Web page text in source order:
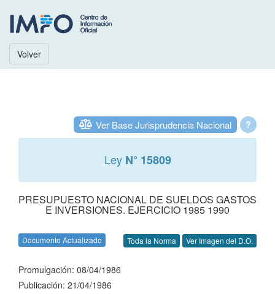
Volver
?
Ver Base Jurisprudencia Nacional
Ley N° 15809
PRESUPUESTO NACIONAL DE SUELDOS GASTOS
E INVERSIONES. EJERCICIO 1985 1990
Documento Actualizado Toda la Norma Ver Imagen del D.O.
Promulgación: 08/04/1986
Publicación: 21/04/1986